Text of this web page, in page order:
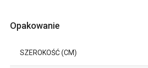
Opakowanie
SZEROKOŚĆ (CM)